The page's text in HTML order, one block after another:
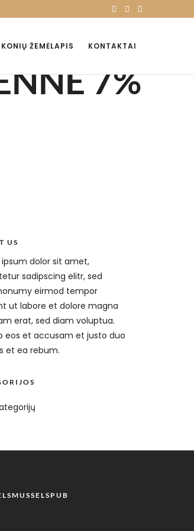
ŽEMĖLAPIS KONTAKTAI
7%
US
ipsum dolor sit amet,
sadipscing elitr, sed
eirmod tempor
ut labore et dolore magna
erat, sed diam voluptua.
eos et accusam et justo duo
et ea rebum.